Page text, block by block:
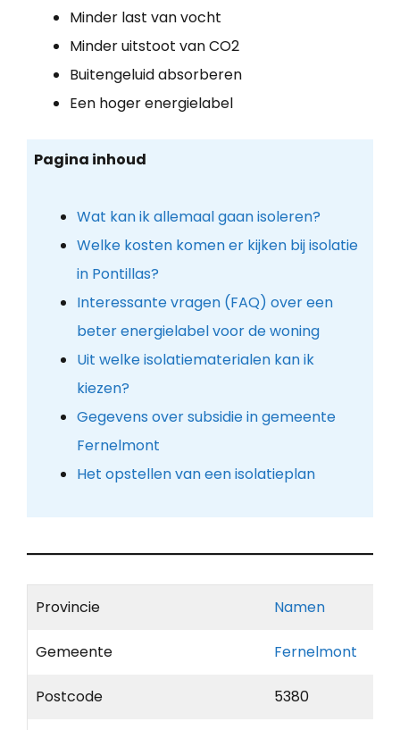
Minder last van vocht
Minder uitstoot van CO2
Buitengeluid absorberen
Een hoger energielabel
Pagina inhoud
Wat kan ik allemaal gaan isoleren?
Welke kosten komen er kijken bij isolatie
in Pontillas?
Interessante vragen (FAQ) over een
beter energielabel voor de woning
Uit welke isolatiematerialen kan ik
kiezen?
Gegevens over subsidie in gemeente
Fernelmont
Het opstellen van een isolatieplan
Provincie Namen
Gemeente Fernelmont
Postcode 5380